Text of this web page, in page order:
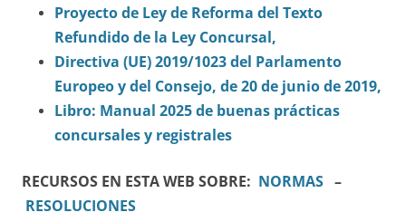
Proyecto de Ley de Reforma del Texto
Refundido de la Ley Concursal,
Directiva (UE) 2019/1023 del Parlamento
Europeo y del Consejo, de 20 de junio de 2019,
Libro: Manual 2025 de buenas prácticas
concursales y registrales
RECURSOS EN ESTA WEB SOBRE: NORMAS –
RESOLUCIONES